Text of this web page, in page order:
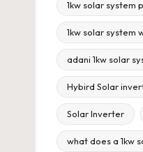
Tags:
1kw solar system
1kw solar system
adani 1kw solar
Hybird Solar
Solar Inverter
what does a 1kw